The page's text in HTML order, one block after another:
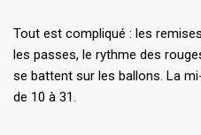
Tout est compliqué : les
les passes, le rythme des
se battent sur les ballons. La
de 10 à 31.